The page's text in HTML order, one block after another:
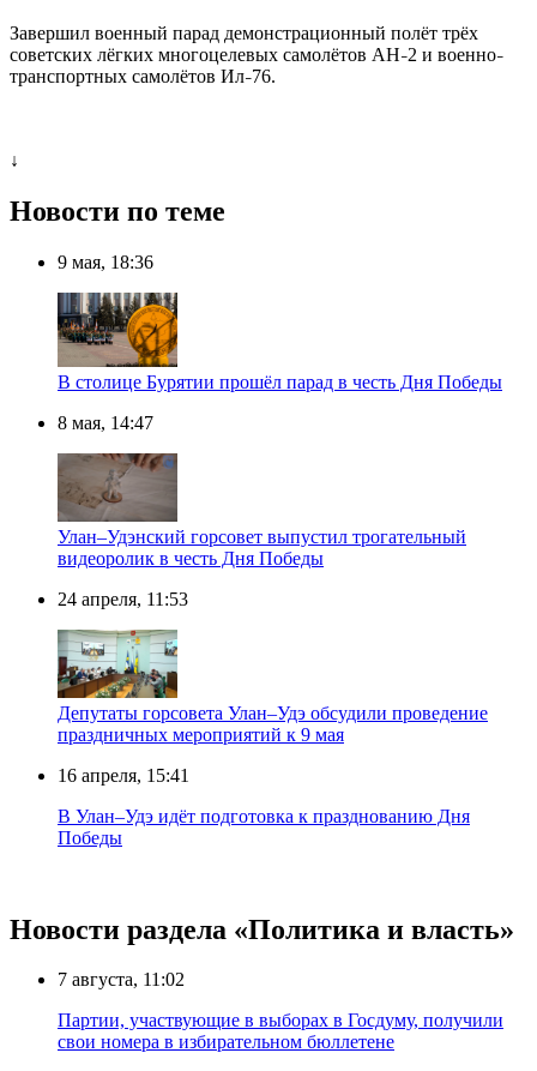
Завершил военный парад демонстрационный полёт трёх
советских лёгких многоцелевых самолётов АН–2 и военно–
транспортных самолётов Ил–76.
↓
Новости по теме
9 мая, 18:36
В столице Бурятии прошёл парад в честь Дня Победы
8 мая, 14:47
Улан–Удэнский горсовет выпустил трогательный
видеоролик в честь Дня Победы
24 апреля, 11:53
Депутаты горсовета Улан–Удэ обсудили проведение
праздничных мероприятий к 9 мая
16 апреля, 15:41
В Улан–Удэ идёт подготовка к празднованию Дня
Победы
Новости раздела «Политика и власть»
7 августа, 11:02
Партии, участвующие в выборах в Госдуму, получили
свои номера в избирательном бюллетене